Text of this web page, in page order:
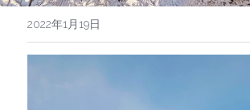
2022年1月19日